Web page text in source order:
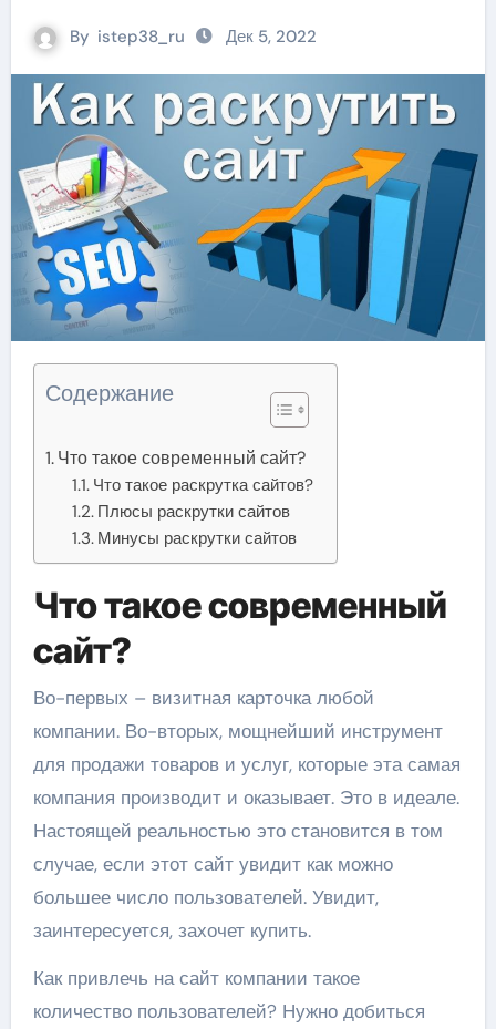
By istep38_ru Дек 5, 2022
Содержание
Что такое современный сайт?
Что такое раскрутка сайтов?
Плюсы раскрутки сайтов
Минусы раскрутки сайтов
Что такое современный
сайт?
Во-первых – визитная карточка любой
компании. Во-вторых, мощнейший инструмент
для продажи товаров и услуг, которые эта самая
компания производит и оказывает. Это в идеале.
Настоящей реальностью это становится в том
случае, если этот сайт увидит как можно
большее число пользователей. Увидит,
заинтересуется, захочет купить.
Как привлечь на сайт компании такое
количество пользователей? Нужно добиться